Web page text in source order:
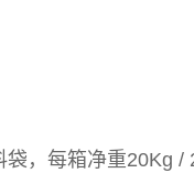
袋，每箱净重20Kg /